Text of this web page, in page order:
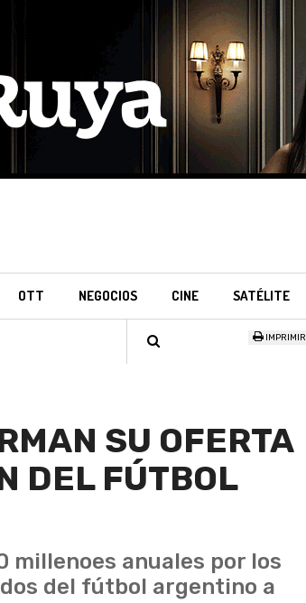
OTT NEGOCIOS CINE SATÉLITE
IMPRIMIR
SU OFERTA
DEL FÚTBOL
millenoes anuales por los
del fútbol argentino a